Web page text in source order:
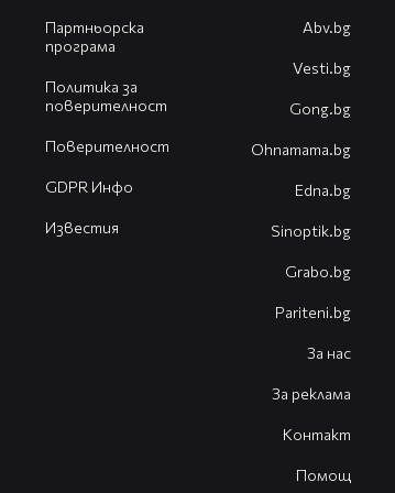
Партньорска
програма
Политика за
поверителност
Поверителност
GDPR Инфо
Известия
Abv.bg
Vesti.bg
Gong.bg
Оhnamama.bg
Edna.bg
Sinoptik.bg
Grabo.bg
Pariteni.bg
За нас
За реклама
Контакт
Помощ